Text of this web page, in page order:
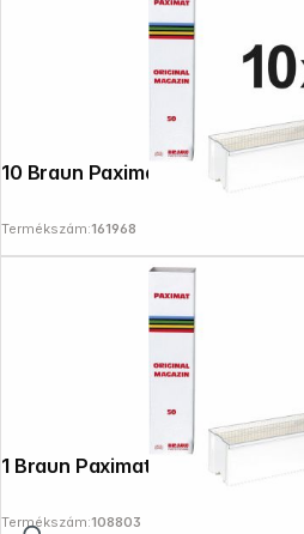
Termékszám:161968
Termékszám:108803